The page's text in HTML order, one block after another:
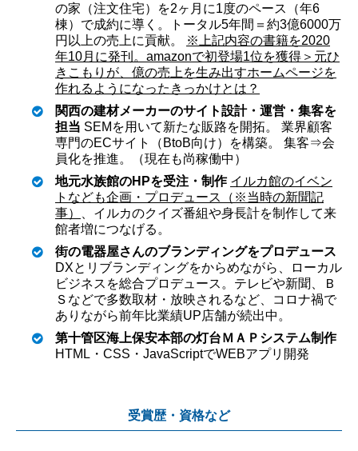
の家（注文住宅）を2ヶ月に1度のペース（年6
棟）で成約に導く。トータル5年間＝約3億6000万
円以上の売上に貢献。
※上記内容の書籍を2020
年10月に発刊。amazonで初登場1位を獲得 ＞元ひ
きこもりが、億の売上を生み出すホームページを
作れるようになったきっかけとは？
関西の建材メーカーのサイト設計・運営・集客を
担当 SEMを用いて新たな販路を開拓。
業界顧客
専門のECサイト（BtoB向け）を構築。
集客⇒会
員化を推進。（現在も尚稼働中）
地元水族館のHPを受注・制作 イルカ館のイベン
トなども企画・プロデュース（※当時の新聞記
事）
、イルカのクイズ番組や身長計を制作して来
館者増につなげる。
街の電器屋さんのブランディングをプロデュース
DXとリブランディングをからめながら、ローカル
ビジネスを総合プロデュース。テレビや新聞、Ｂ
Ｓなどで多数取材・放映されるなど、コロナ禍で
ありながら前年比業績UP店舗が続出中。
第十管区海上保安本部の灯台ＭＡＰシステム制作
HTML・CSS・JavaScriptでWEBアプリ開発
受賞歴・資格など